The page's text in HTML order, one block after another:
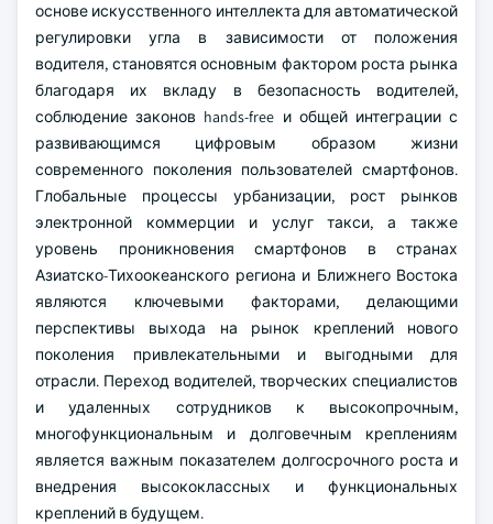
основе искусственного интеллекта для автоматической
регулировки угла в зависимости от положения
водителя, становятся основным фактором роста рынка
благодаря их вкладу в безопасность водителей,
соблюдение законов hands-free и общей интеграции с
развивающимся цифровым образом жизни
современного поколения пользователей смартфонов.
Глобальные процессы урбанизации, рост рынков
электронной коммерции и услуг такси, а также
уровень проникновения смартфонов в странах
Азиатско-Тихоокеанского региона и Ближнего Востока
являются ключевыми факторами, делающими
перспективы выхода на рынок креплений нового
поколения привлекательными и выгодными для
отрасли. Переход водителей, творческих специалистов
и удаленных сотрудников к высокопрочным,
многофункциональным и долговечным креплениям
является важным показателем долгосрочного роста и
внедрения высококлассных и функциональных
креплений в будущем.